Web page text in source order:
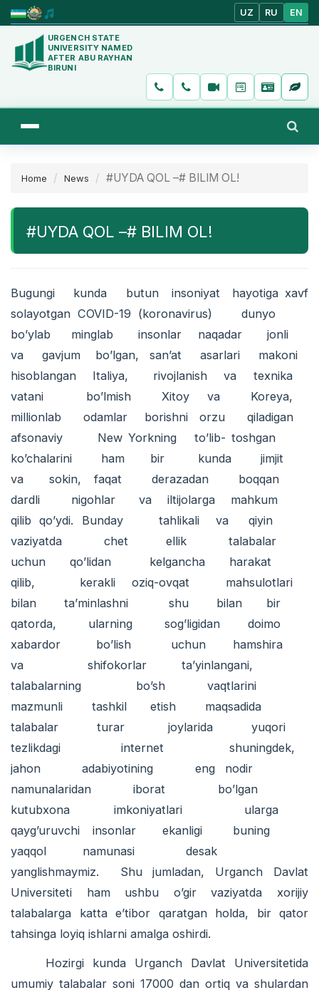
UZ RU EN
URGENCH STATE
UNIVERSITY NAMED
AFTER ABU RAYHAN
BIRUNI
Home News #UYDA QOL –# BILIM OL!
#UYDA QOL –# BILIM OL!
Bugungi kunda butun insoniyat hayotiga xavf
solayotgan COVID-19 (koronavirus) dunyo
bo’ylab minglab insonlar naqadar jonli
va gavjum bo’lgan, san’at asarlari makoni
hisoblangan Italiya, rivojlanish va texnika
vatani bo’lmish Xitoy va Koreya,
millionlab odamlar borishni orzu qiladigan
afsonaviy New Yorkning to’lib- toshgan
ko’chalarini ham bir kunda jimjit
va sokin, faqat derazadan boqqan
dardli nigohlar va iltijolarga mahkum
qilib qo’ydi. Bunday tahlikali va qiyin
vaziyatda chet ellik talabalar
uchun qo’lidan kelgancha harakat
qilib, kerakli oziq-ovqat mahsulotlari
bilan ta’minlashni shu bilan bir
qatorda, ularning sog’ligidan doimo
xabardor bo’lish uchun hamshira
va shifokorlar ta’yinlangani,
talabalarning bo’sh vaqtlarini
mazmunli tashkil etish maqsadida
talabalar turar joylarida yuqori
tezlikdagi internet shuningdek,
jahon adabiyotining eng nodir
namunalaridan iborat bo’lgan
kutubxona imkoniyatlari ularga
qayg’uruvchi insonlar ekanligi buning
yaqqol namunasi desak
yanglishmaymiz. Shu jumladan, Urganch Davlat
Universiteti ham ushbu o’gir vaziyatda xorijiy
talabalarga katta e’tibor qaratgan holda, bir qator
tahsinga loyiq ishlarni amalga oshirdi.
Hozirgi kunda Urganch Davlat Universitetida
umumiy talabalar soni 17000 dan ortiq va shulardan